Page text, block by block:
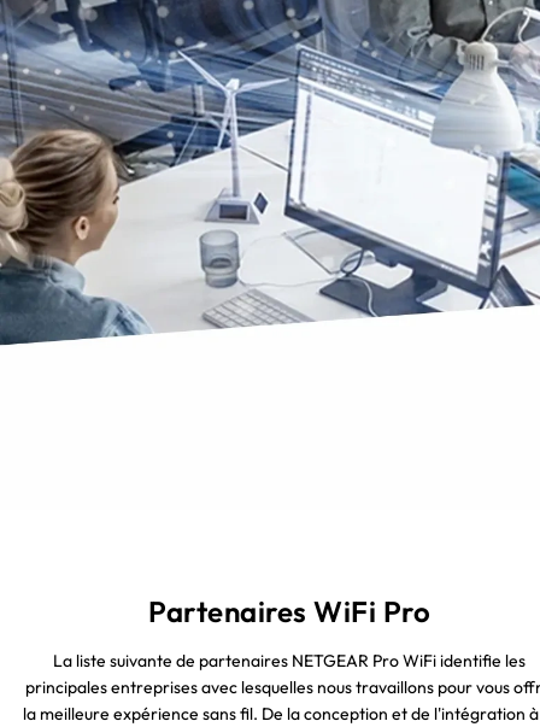
Partenaires WiFi Pro
La liste suivante de partenaires NETGEAR Pro WiFi identifie les
principales entreprises avec lesquelles nous travaillons pour vous
la meilleure expérience sans fil. De la conception et de l'intégration